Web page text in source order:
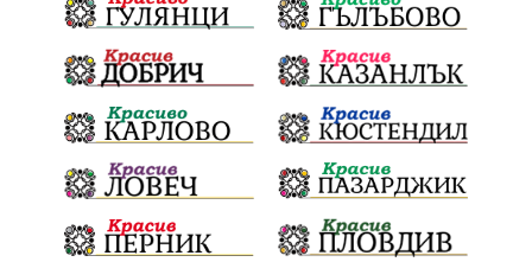
Койнаре Плевенска филхармония
Общински съвет Наркотици Лято 2025
щети културен календар
Дарителска кампания дело подкрепа
театър Българска армия Георги Парцалев